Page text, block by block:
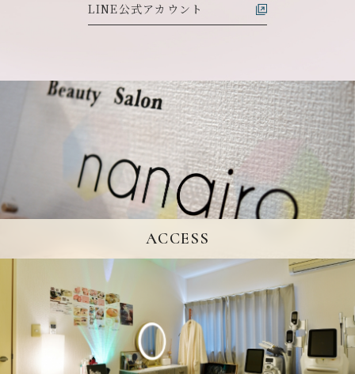
LINE公式アカウント
ACCESS